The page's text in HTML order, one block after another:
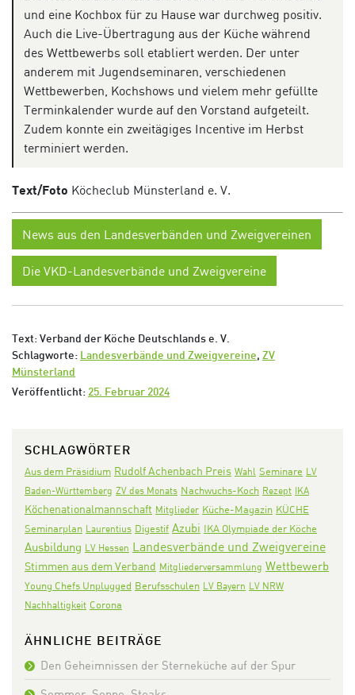
und eine Kochbox für zu Hause war durchweg positiv.
Auch die Live-Übertragung aus der Küche während
des Wettbewerbs soll etabliert werden. Der unter
anderem mit Jugendseminaren, verschiedenen
Wettbewerben, Kochshows und vielem mehr gefüllte
Terminkalender wurde auf den Vorstand aufgeteilt.
Zudem konnte ein zweitägiges Incentive im Herbst
terminiert werden.
Text/Foto Köcheclub Münsterland e. V.
News aus den Landesverbänden und Zweigvereinen
Die VKD-Landesverbände und Zweigvereine
Text: Verband der Köche Deutschlands e. V.
Schlagworte: Landesverbände und Zweigvereine, ZV
Münsterland
Veröffentlicht: 25. Februar 2024
SCHLAGWÖRTER
Aus dem Präsidium Rudolf Achenbach Preis Wahl Seminare LV
Baden-Württemberg ZV des Monats Nachwuchs-Koch Rezept IKA
Köchenationalmannschaft Mitglieder Küche-Magazin KÜCHE
Seminarplan Laurentius Digestif Azubi IKA Olympiade der Köche
Ausbildung LV Hessen Landesverbände und Zweigvereine
Stimmen aus dem Verband Mitgliederversammlung Wettbewerb
Young Chefs Unplugged Berufsschulen LV Bayern LV NRW
Nachhaltigkeit Corona
ÄHNLICHE BEITRÄGE
Den Geheimnissen der Sterneküche auf der Spur